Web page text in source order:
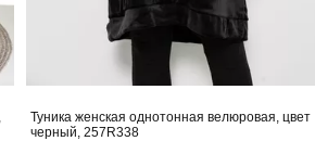
Туника женская однотонная велюровая, цвет
черный, 257R338